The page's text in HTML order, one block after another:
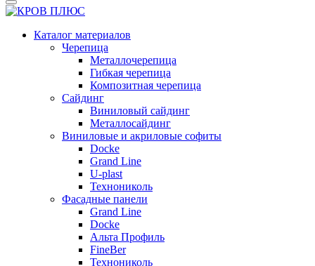
Каталог материалов
Черепица
Металлочерепица
Гибкая черепица
Композитная черепица
Сайдинг
Виниловый сайдинг
Металлосайдинг
Виниловые и акриловые софиты
Docke
Grand Line
U-plast
Технониколь
Фасадные панели
Grand Line
Docke
Альта Профиль
FineBer
Технониколь